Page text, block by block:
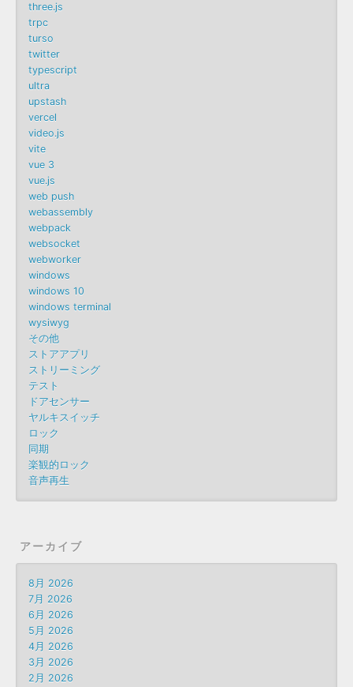
three.js
trpc
turso
twitter
typescript
ultra
upstash
vercel
video.js
vite
vue 3
vue.js
web push
webassembly
webpack
websocket
webworker
windows
windows 10
windows terminal
wysiwyg
その他
ストアアプリ
ストリーミング
テスト
ドアセンサー
ヤルキスイッチ
ロック
同期
楽観的ロック
音声再生
アーカイブ
8月 2026
7月 2026
6月 2026
5月 2026
4月 2026
3月 2026
2月 2026